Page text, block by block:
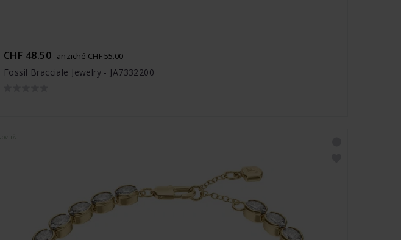
CHF 48.50 anziché CHF 55.00
Fossil Bracciale Jewelry - JA7332200
NOVITÀ